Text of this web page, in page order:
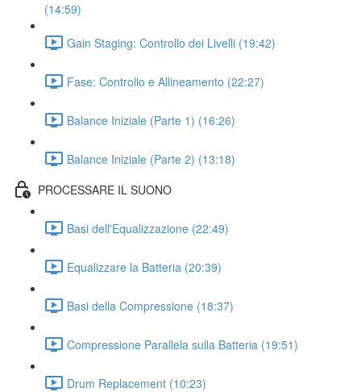
(14:59)
Gain Staging: Controllo dei Livelli (19:42)
Fase: Controllo e Allineamento (22:27)
Balance Iniziale (Parte 1) (16:26)
Balance Iniziale (Parte 2) (13:18)
PROCESSARE IL SUONO
Basi dell'Equalizzazione (22:49)
Equalizzare la Batteria (20:39)
Basi della Compressione (18:37)
Compressione Parallela sulla Batteria (19:51)
Drum Replacement (10:23)